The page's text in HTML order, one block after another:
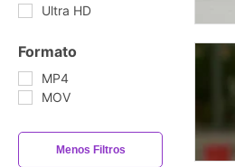
Ultra HD
Formato
MP4
MOV
Menos Filtros